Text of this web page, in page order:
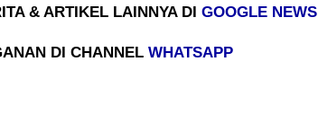
& ARTIKEL LAINNYA DI GOOGLE NEWS
DI CHANNEL WHATSAPP